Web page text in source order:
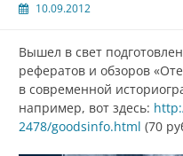
10.09.2012
Вышел в свет
рефератов и обзоров
в современной
например, вот здесь:
2478/goodsinfo.html (70